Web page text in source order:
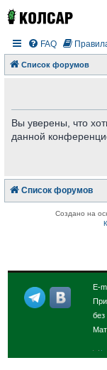
FAQ
Список форумов
Вы уверены, что
данной
Список форумов
Создано на
E-
без